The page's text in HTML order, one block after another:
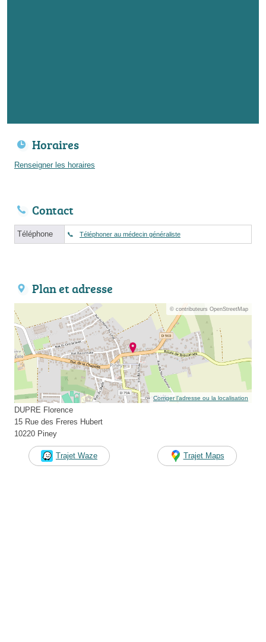
Horaires
Renseigner les horaires
Contact
Téléphone Téléphoner au médecin généraliste
Plan et adresse
© contributeurs OpenStreetMap
Corriger l’adresse ou la localisation
DUPRE Florence
15 Rue des Freres Hubert
10220 Piney
Trajet Waze Trajet Maps